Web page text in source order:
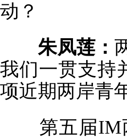
动？
朱凤莲：
我们一贯支持
项近期两岸青
第五届IM